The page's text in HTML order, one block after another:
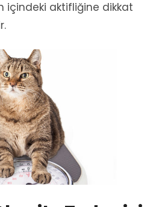
içindeki aktifliğine dikkat